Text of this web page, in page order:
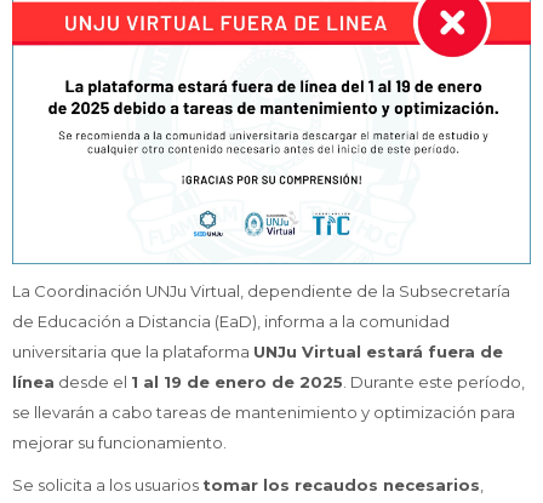
La Coordinación UNJu Virtual, dependiente de la Subsecretaría
de Educación a Distancia (EaD), informa a la comunidad
universitaria que la plataforma UNJu Virtual estará fuera de
línea desde el 1 al 19 de enero de 2025 . Durante este período,
se llevarán a cabo tareas de mantenimiento y optimización para
mejorar su funcionamiento.
Se solicita a los usuarios tomar los recaudos necesarios